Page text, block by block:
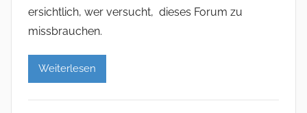
ersichtlich, wer versucht, dieses Forum zu
missbrauchen.
Weiterlesen